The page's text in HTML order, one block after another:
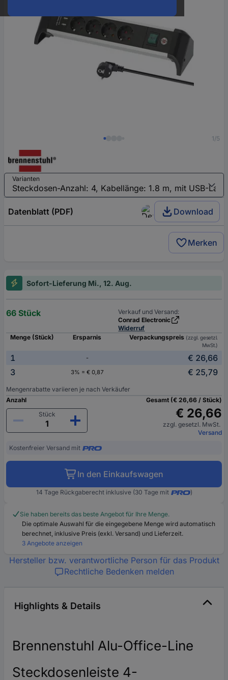
1/5
Varianten
Datenblatt (PDF) Download
Merken
Sofort-Lieferung Mi., 12. Aug.
66 Stück
Verkauf und Versand:
Conrad Electronic
Widerruf
Menge (Stück)
Ersparnis Verpackungspreis (zzgl. gesetzl.
MwSt.)
1 -
€ 26,66
3
3% = € 0,87 € 25,79
Mengenrabatte variieren je nach Verkäufer
Anzahl
Stück
Gesamt (€ 26,66 / Stück)
€ 26,66
zzgl. gesetzl. MwSt.
Versand
Kostenfreier Versand mit
In den Einkaufswagen
14 Tage Rückgaberecht inklusive (30 Tage mit )
Sie haben bereits das beste Angebot für Ihre Menge.
Die optimale Auswahl für die eingegebene Menge wird automatisch
berechnet, inklusive Preis (exkl. Versand) und Lieferzeit.
3 Angebote anzeigen
Hersteller bzw. verantwortliche Person für das Produkt
Rechtliche Bedenken melden
Highlights & Details
Brennenstuhl Alu-Office-Line
Steckdosenleiste 4-